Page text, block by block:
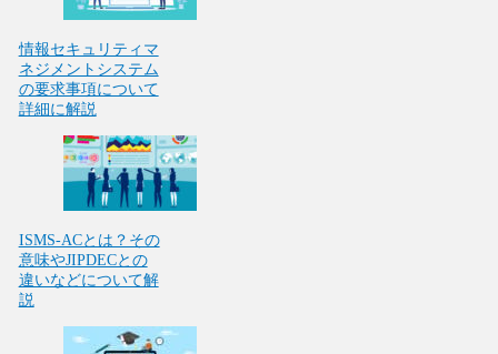
情報セキュリティマ
ネジメントシステム
の要求事項について
詳細に解説
ISMS-ACとは？その
意味やJIPDECとの
違いなどについて解
説